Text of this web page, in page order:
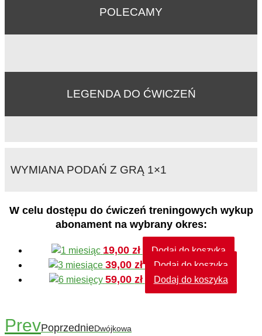
POLECAMY
LEGENDA DO ĆWICZEŃ
WYMIANA PODAŃ Z GRĄ 1×1
W celu dostępu do ćwiczeń treningowych wykup
abonament na wybrany okres:
19,00 zł Dodaj do koszyka
39,00 zł Dodaj do koszyka
59,00 zł Dodaj do koszyka
PrevPoprzednieDwójkowa